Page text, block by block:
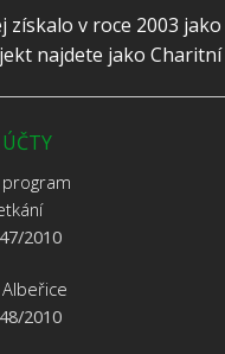
v roce 2003
najdete jako Charitní
2010
2010